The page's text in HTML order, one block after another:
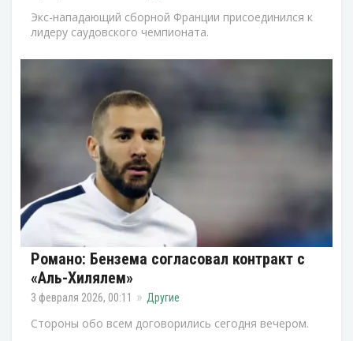
Экс-нападающий сборной Франции присоединился к
лидеру саудовского чемпионата.
Романо: Бензема согласовал контракт с
«Аль-Хилялем»
3 февраля 2026, 00:11 Другие
Стороны обо всем договорились сегодня вечером.